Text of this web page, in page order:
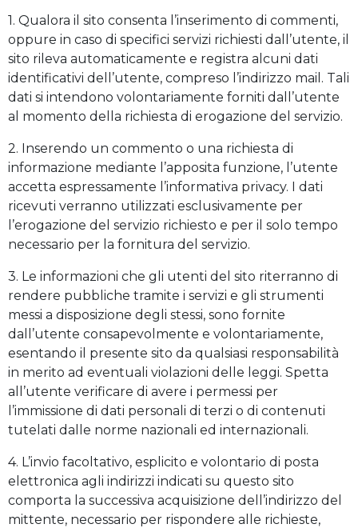
1. Qualora il sito consenta l’inserimento di commenti,
oppure in caso di specifici servizi richiesti dall’utente, il
sito rileva automaticamente e registra alcuni dati
identificativi dell’utente, compreso l’indirizzo mail. Tali
dati si intendono volontariamente forniti dall’utente
al momento della richiesta di erogazione del servizio.
2. Inserendo un commento o una richiesta di
informazione mediante l’apposita funzione, l’utente
accetta espressamente l’informativa privacy. I dati
ricevuti verranno utilizzati esclusivamente per
l’erogazione del servizio richiesto e per il solo tempo
necessario per la fornitura del servizio.
3. Le informazioni che gli utenti del sito riterranno di
rendere pubbliche tramite i servizi e gli strumenti
messi a disposizione degli stessi, sono fornite
dall’utente consapevolmente e volontariamente,
esentando il presente sito da qualsiasi responsabilità
in merito ad eventuali violazioni delle leggi. Spetta
all’utente verificare di avere i permessi per
l’immissione di dati personali di terzi o di contenuti
tutelati dalle norme nazionali ed internazionali.
4. L’invio facoltativo, esplicito e volontario di posta
elettronica agli indirizzi indicati su questo sito
comporta la successiva acquisizione dell’indirizzo del
mittente, necessario per rispondere alle richieste,